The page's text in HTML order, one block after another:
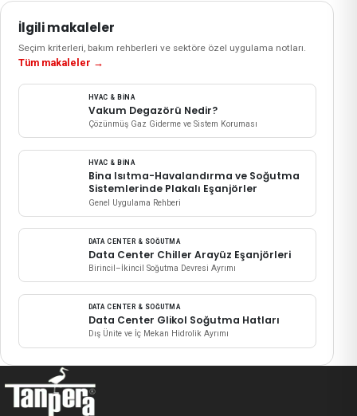
İlgili makaleler
Seçim kriterleri, bakım rehberleri ve sektöre özel uygulama notları.
Tüm makaleler →
HVAC & BINA
Vakum Degazörü Nedir?
Çözünmüş Gaz Giderme ve Sistem Koruması
HVAC & BINA
Bina Isıtma-Havalandırma ve Soğutma
Sistemlerinde Plakalı Eşanjörler
Genel Uygulama Rehberi
DATA CENTER & SOĞUTMA
Data Center Chiller Arayüz Eşanjörleri
Birincil–İkincil Soğutma Devresi Ayrımı
DATA CENTER & SOĞUTMA
Data Center Glikol Soğutma Hatları
Dış Ünite ve İç Mekan Hidrolik Ayrımı